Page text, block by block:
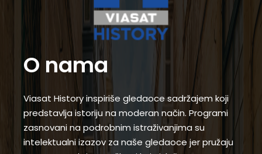
O nama
Viasat History inspiriše gledaoce sadržajem koji
predstavlja istoriju na moderan način. Programi
zasnovani na podrobnim istraživanjima su
intelektualni izazov za naše gledaoce jer pružaju